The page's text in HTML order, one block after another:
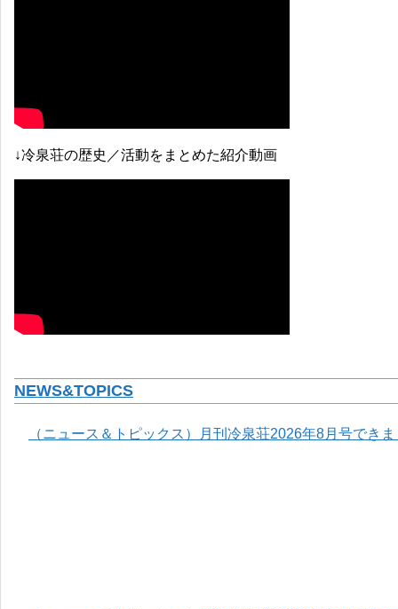
↓冷泉荘の歴史／活動をまとめた紹介動画
NEWS&TOPICS
（ニュース＆トピックス）月刊冷泉荘2026年8月号でき